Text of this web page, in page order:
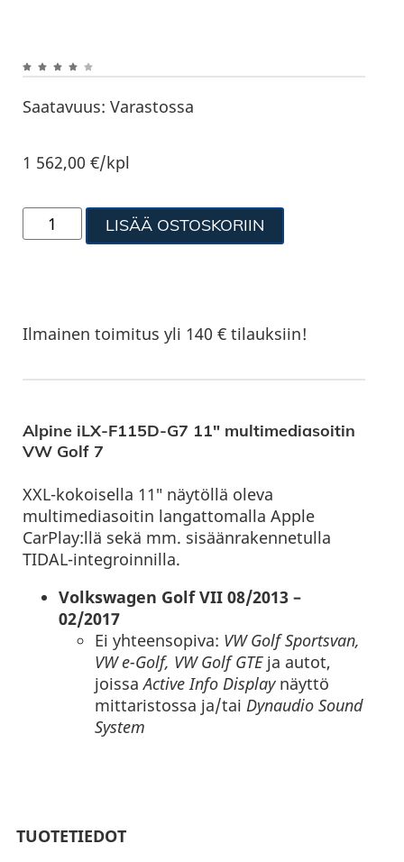
Saatavuus: Varastossa
1 562,00€/kpl
LISÄÄ OSTOSKORIIN
Ilmainen toimitus yli 140 € tilauksiin!
Alpine iLX-F115D-G7 11″ multimediasoitin
VW Golf 7
XXL-kokoisella 11″ näytöllä oleva
multimediasoitin langattomalla Apple
CarPlay:llä sekä mm. sisäänrakennetulla
TIDAL-integroinnilla.
Volkswagen Golf VII 08/2013 –
02/2017
Ei yhteensopiva: VW Golf Sportsvan,
VW e-Golf, VW Golf GTEja autot,
joissaActive Info Displaynäyttö
mittaristossa ja/tai Dynaudio Sound
System
TUOTETIEDOT